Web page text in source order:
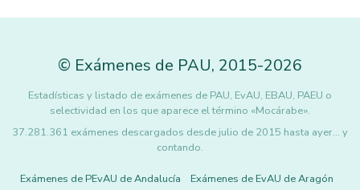
© Exámenes de PAU, 2015-2026
Estadísticas y listado de exámenes de PAU, EvAU, EBAU, PAEU o
selectividad en los que aparece el término «Mocárabe».
37.281.361 exámenes descargados desde julio de 2015 hasta ayer... y
contando.
Exámenes de PEvAU de Andalucía
Exámenes de EvAU de Aragón